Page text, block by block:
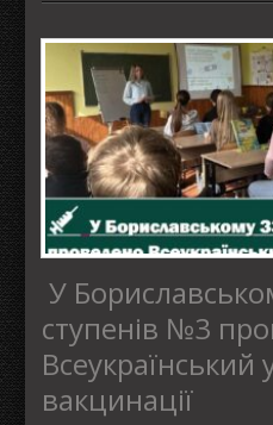
У
ступенів №3
Всеукраїнський
вакцинації